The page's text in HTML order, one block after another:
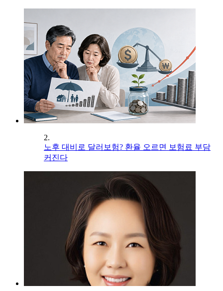
2.
노후 대비로 달러보험? 환율 오르면 보험료 부담
커진다